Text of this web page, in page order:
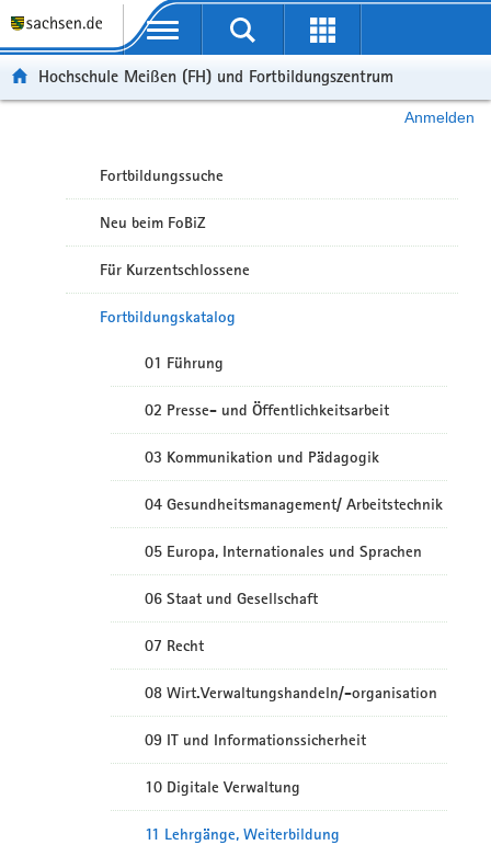
Portalübergreifende Navigation
Hochschule Meißen (FH) und Fortbildungszentrum
Anmelden
Fortbildungssuche
Neu beim FoBiZ
Für Kurzentschlossene
Fortbildungskatalog
01 Führung
02 Presse- und Öffentlichkeitsarbeit
03 Kommunikation und Pädagogik
04 Gesundheitsmanagement/ Arbeitstechnik
05 Europa, Internationales und Sprachen
06 Staat und Gesellschaft
07 Recht
08 Wirt.Verwaltungshandeln/-organisation
09 IT und Informationssicherheit
10 Digitale Verwaltung
11 Lehrgänge, Weiterbildung